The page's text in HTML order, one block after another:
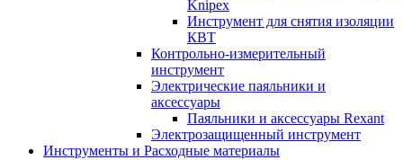
Knipex
Инструмент для снятия изоляции
КВТ
Контрольно-измерительный
инструмент
Электрические паяльники и
аксессуары
Паяльники и аксессуары Rexant
Электрозащищенный инструмент
Инструменты и Расходные материалы